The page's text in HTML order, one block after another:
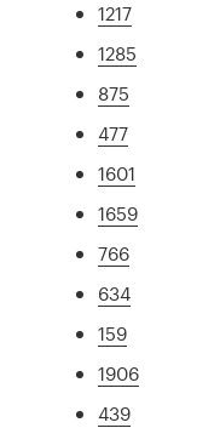
1217
1285
875
477
1601
1659
766
634
159
1906
439